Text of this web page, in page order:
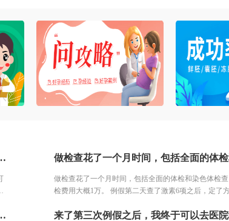
术之后再尝试，万一没怀复发还是要去试管。再者也怕自己怀容易宫外孕，我家离三附院比较近，打算直接去三附院，试管了。
做检查花了一个月时间，包括全面的体检和染色体检
检费用大概1万。 例假第二天查了激素6项之后，定了
针。 打了几天促排针之后医生通知说，吸收不太好，
于积液严重，直接住院治疗，期间对几种治疗的药物全部过敏。每天只能挂葡萄糖，难受得想死。 最后听产科闺蜜建议，托人去医药公司买了人球白蛋白挂上，突然一晚跑了很多次厕所，第二天马上松快了许多。这关算是熬过去了。 补充下，造成卵巢过度刺激征的原因一个是因为年轻，卵巢敏感，受到大量药物刺激，激素水平失调，再者就是血液里的电解质缺失导致大量血液里的蛋白流失。